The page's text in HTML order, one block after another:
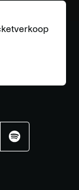
Effenaar